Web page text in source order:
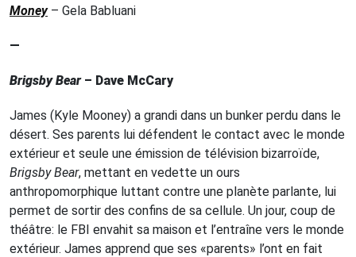
Money– Gela Babluani
—
Brigsby Bear– Dave McCary
James (Kyle Mooney) a grandi dans un bunker perdu dans le
désert. Ses parents lui défendent le contact avec le monde
extérieur et seule une émission de télévision bizarroïde,
Brigsby Bear, mettant en vedette un ours
anthropomorphique luttant contre une planète parlante, lui
permet de sortir des confins de sa cellule. Un jour, coup de
théâtre: le FBI envahit sa maison et l’entraîne vers le monde
extérieur. James apprend que ses «parents» l’ont en fait